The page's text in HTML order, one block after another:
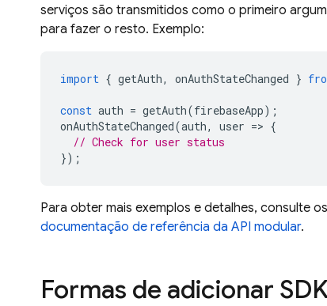
serviços são transmitidos como o primeiro
para fazer o resto. Exemplo:
import { getAuth, onAuthStateChanged }
const auth = getAuth(firebaseApp);
onAuthStateChanged(auth, user => {
// Check for user status
});
Para obter mais exemplos e detalhes, consulte
documentação de referência da API modular.
Formas de adicionar